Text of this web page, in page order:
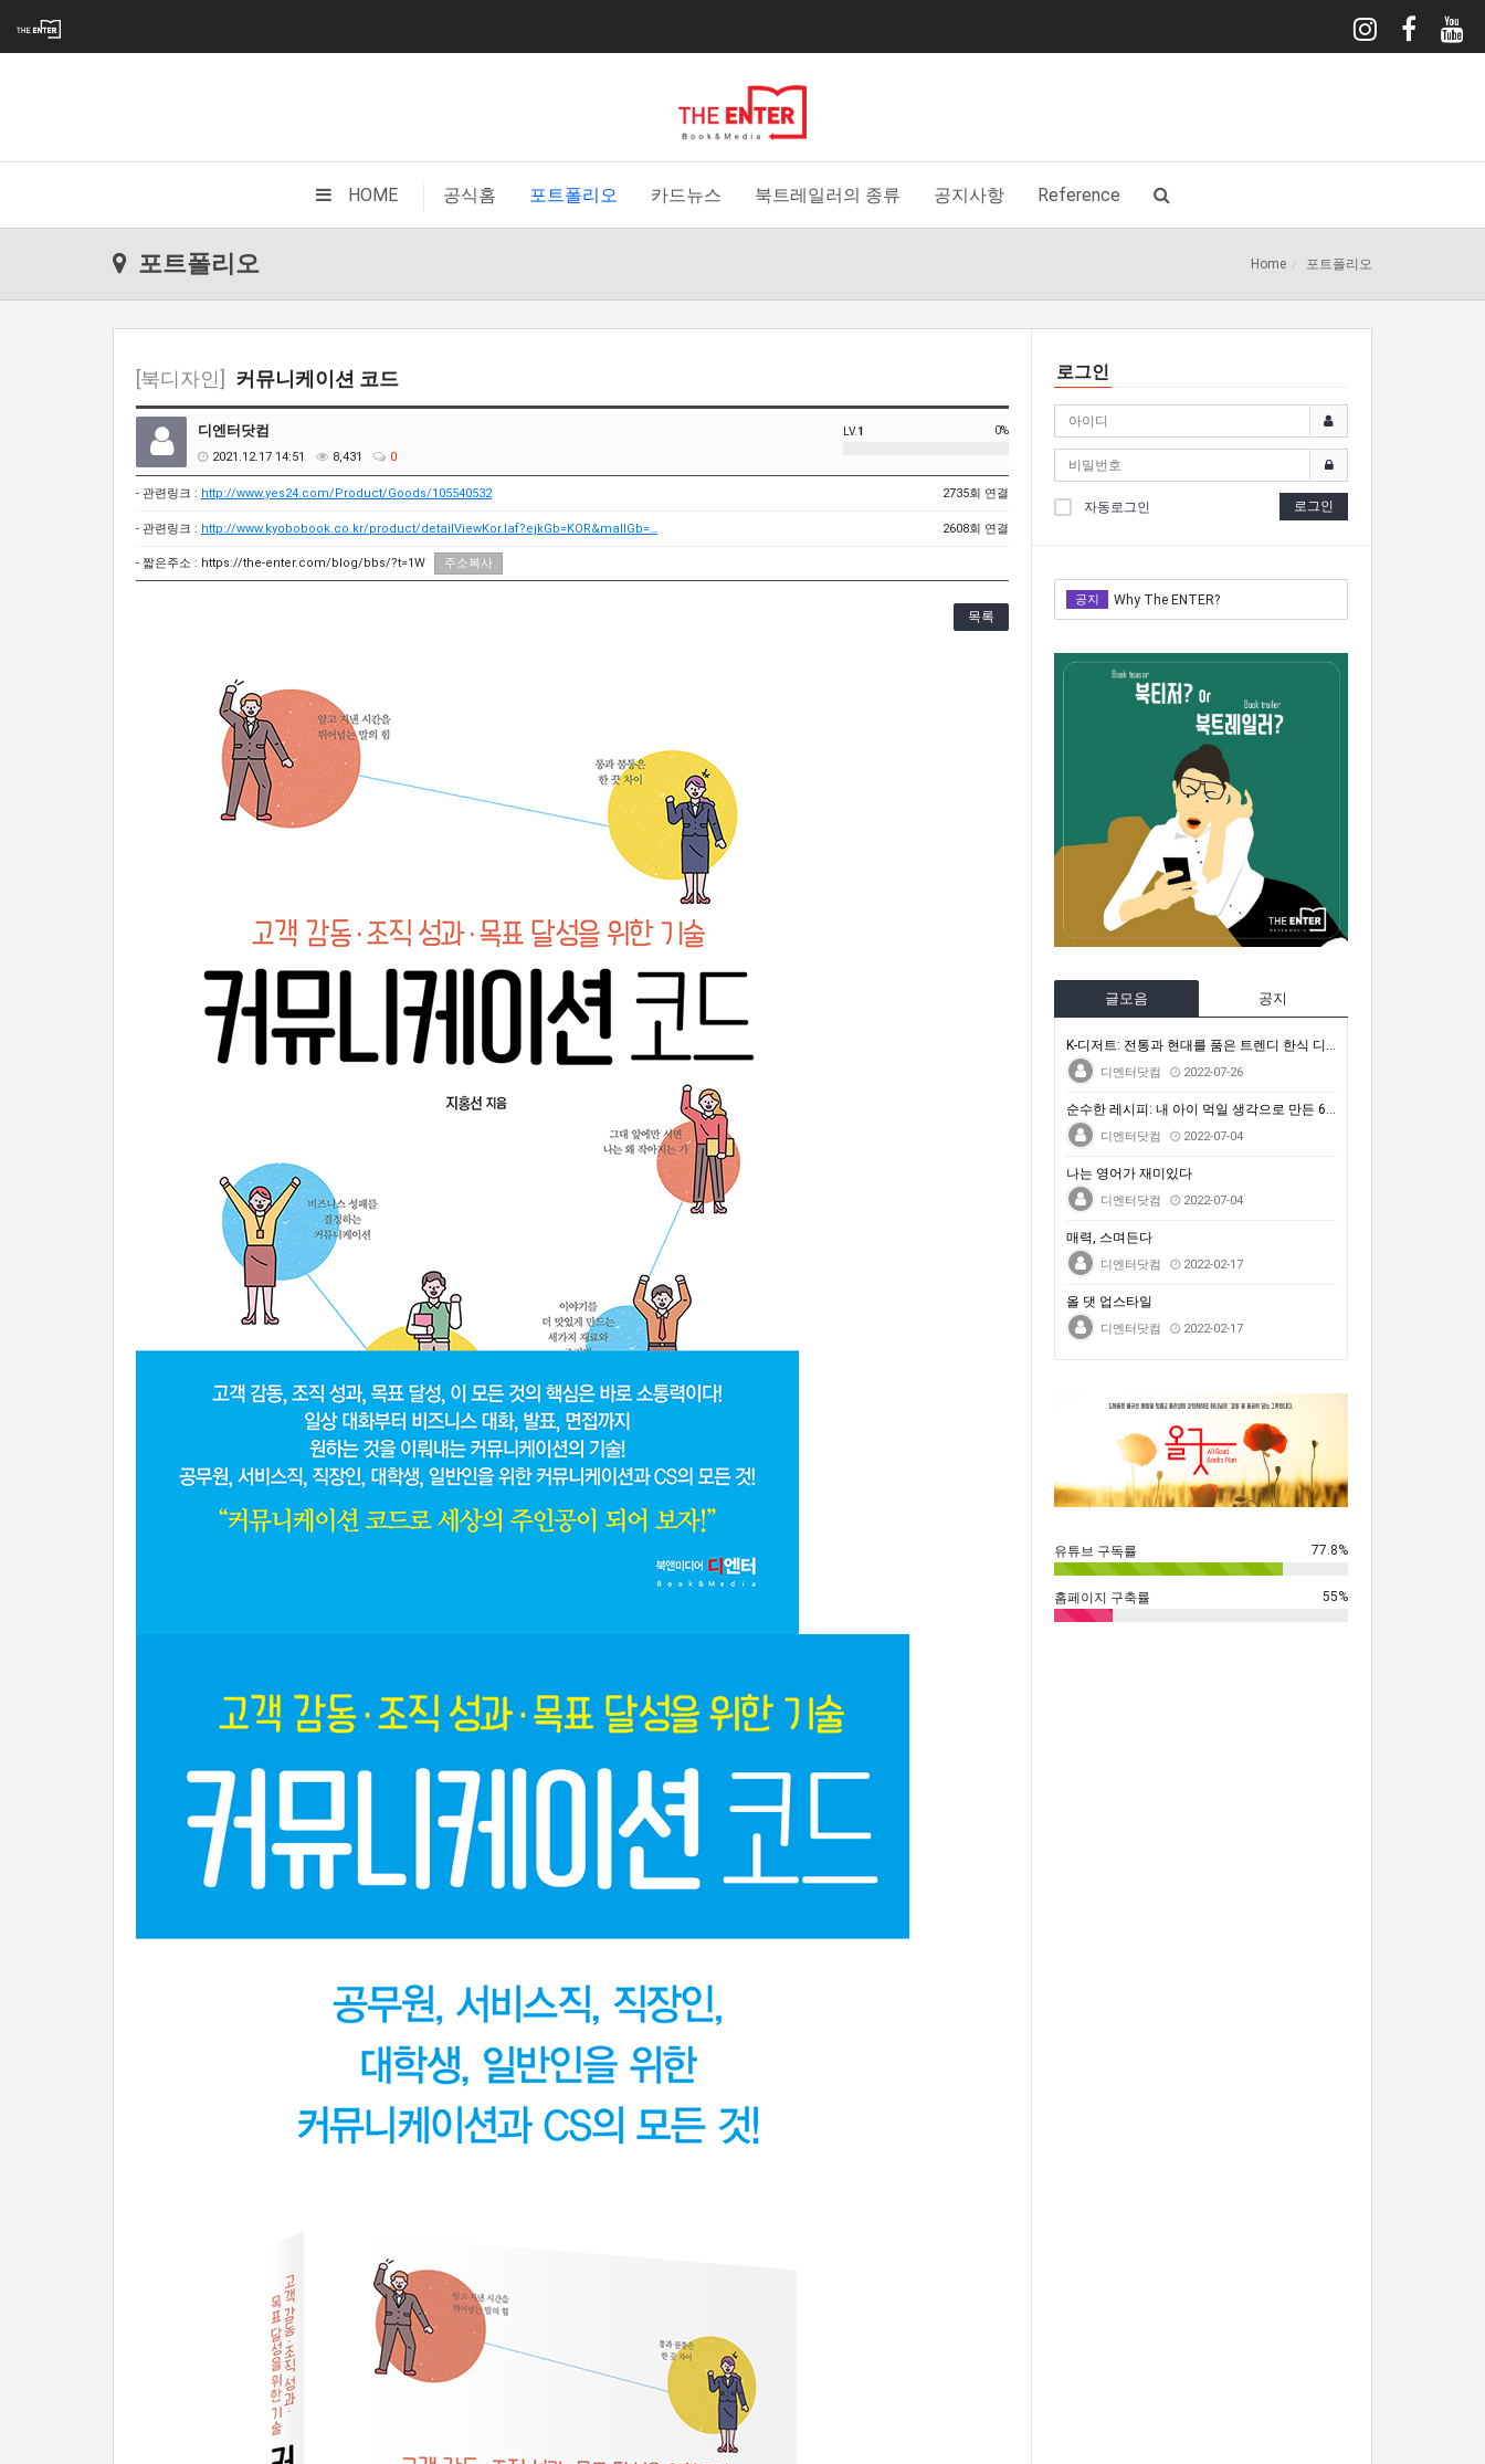
HOME 공식홈 포트폴리오 카드뉴스 북트레일러의 종류 공지사항 Reference
포트폴리오 Home 포트폴리오
[북디자인] 커뮤니케이션 코드
디엔터닷컴
2021.12.17 14:51 8,431 0
LV.1 0%
- 관련링크 : http://www.yes24.com/Product/Goods/105540532 2735회 연결
- 관련링크 : http://www.kyobobook.co.kr/product/detailViewKor.laf?ejkGb=KOR&mallGb=… 2608회 연결
- 짧은주소 : https://the-enter.com/blog/bbs/?t=1W 주소복사
목록
로그인
자동로그인 로그인
공지 Why The ENTER?
글모음 공지
K-디저트: 전통과 현대를 품은 트렌디 한식 디저트
디엔터닷컴 2022-07-26
순수한 레시피: 내 아이 먹일 생각으로 만든 64가지 …
디엔터닷컴 2022-07-04
나는 영어가 재미있다
디엔터닷컴 2022-07-04
매력, 스며든다
디엔터닷컴 2022-02-17
올 댓 업스타일
디엔터닷컴 2022-02-17
유튜브 구독률 77.8%
홈페이지 구축률 55%